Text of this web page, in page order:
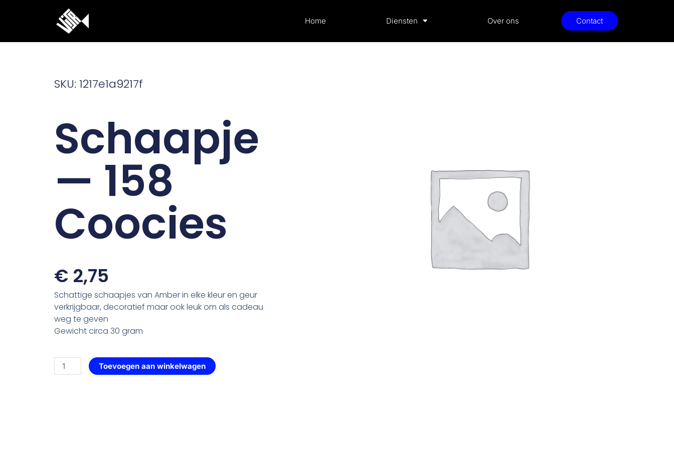
inhoud
Home Diensten Over ons Contact
SKU: 1217e1a9217f
Schaapje
— 158
Coocies
€2,75
Schattige schaapjes van Amber in elke kleur en geur
verkrijgbaar, decoratief maar ook leuk om als cadeau
weg te geven
Gewicht circa 30 gram
Schaapje
—
Toevoegen aan winkelwagen